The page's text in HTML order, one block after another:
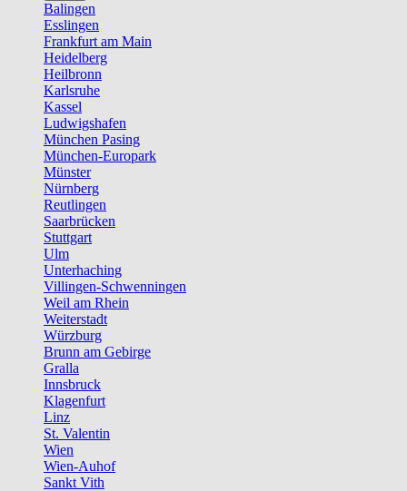
Balingen
Esslingen
Frankfurt am Main
Heidelberg
Heilbronn
Karlsruhe
Kassel
Ludwigshafen
München Pasing
München-Europark
Münster
Nürnberg
Reutlingen
Saarbrücken
Stuttgart
Ulm
Unterhaching
Villingen-Schwenningen
Weil am Rhein
Weiterstadt
Würzburg
Brunn am Gebirge
Gralla
Innsbruck
Klagenfurt
Linz
St. Valentin
Wien
Wien-Auhof
Sankt Vith